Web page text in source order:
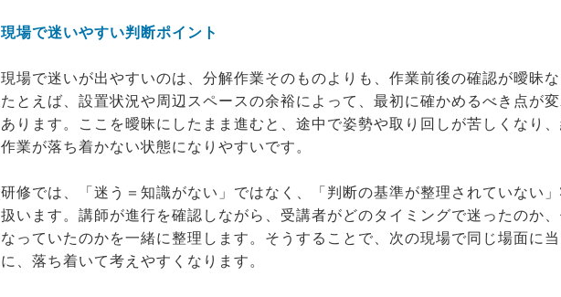
現場で迷いやすい判断ポイント
現場で迷いが出やすいのは、分解作業そのものよりも、作業前後の確認が曖昧な
たとえば、設置状況や周辺スペースの余裕によって、最初に確かめるべき点が
あります。ここを曖昧にしたまま進むと、途中で姿勢や取り回しが苦しくなり
作業が落ち着かない状態になりやすいです。
研修では、「迷う＝知識がない」ではなく、「判断の基準が整理されていない
扱います。講師が進行を確認しながら、受講者がどのタイミングで迷ったのか
なっていたのかを一緒に整理します。そうすることで、次の現場で同じ場面に
に、落ち着いて考えやすくなります。